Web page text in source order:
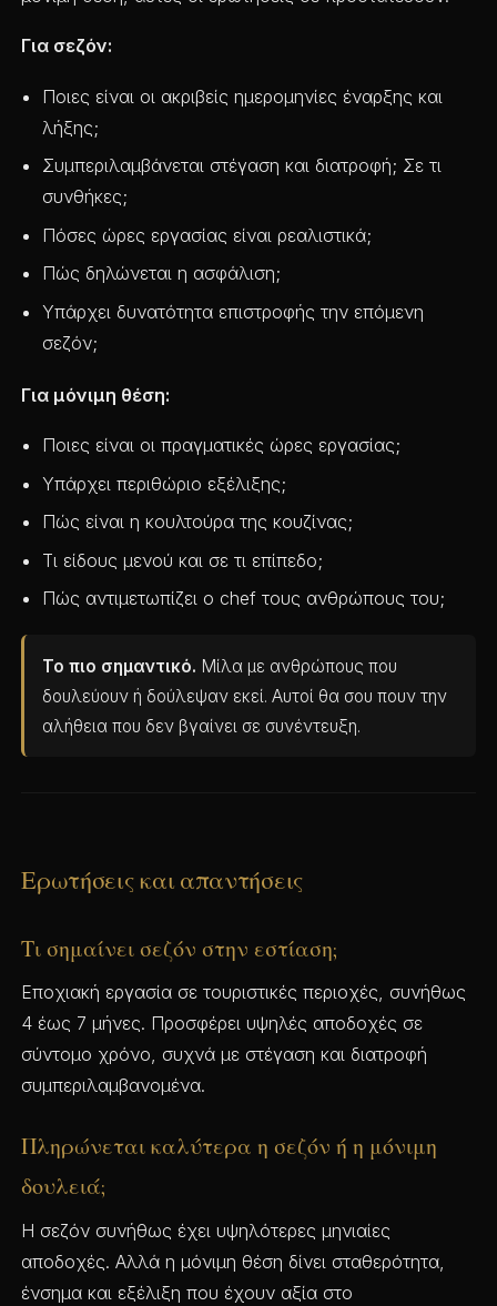
Για σεζόν:
Ποιες είναι οι ακριβείς ημερομηνίες έναρξης και
λήξης;
Συμπεριλαμβάνεται στέγαση και διατροφή; Σε τι
συνθήκες;
Πόσες ώρες εργασίας είναι ρεαλιστικά;
Πώς δηλώνεται η ασφάλιση;
Υπάρχει δυνατότητα επιστροφής την επόμενη
σεζόν;
Για μόνιμη θέση:
Ποιες είναι οι πραγματικές ώρες εργασίας;
Υπάρχει περιθώριο εξέλιξης;
Πώς είναι η κουλτούρα της κουζίνας;
Τι είδους μενού και σε τι επίπεδο;
Πώς αντιμετωπίζει ο chef τους ανθρώπους του;
Το πιο σημαντικό. Μίλα με ανθρώπους που
δουλεύουν ή δούλεψαν εκεί. Αυτοί θα σου πουν την
αλήθεια που δεν βγαίνει σε συνέντευξη.
Ερωτήσεις και απαντήσεις
Τι σημαίνει σεζόν στην εστίαση;
Εποχιακή εργασία σε τουριστικές περιοχές, συνήθως
4 έως 7 μήνες. Προσφέρει υψηλές αποδοχές σε
σύντομο χρόνο, συχνά με στέγαση και διατροφή
συμπεριλαμβανομένα.
Πληρώνεται καλύτερα η σεζόν ή η μόνιμη
δουλειά;
Η σεζόν συνήθως έχει υψηλότερες μηνιαίες
αποδοχές. Αλλά η μόνιμη θέση δίνει σταθερότητα,
ένσημα και εξέλιξη που έχουν αξία στο